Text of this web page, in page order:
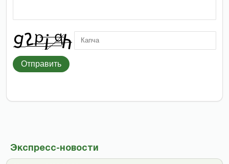
Экспресс-новости
Отправить